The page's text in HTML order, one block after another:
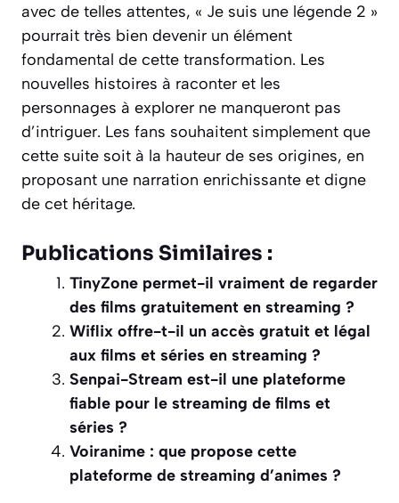
avec de telles attentes, « Je suis une légende 2 »
pourrait très bien devenir un élément
fondamental de cette transformation. Les
nouvelles histoires à raconter et les
personnages à explorer ne manqueront pas
d’intriguer. Les fans souhaitent simplement que
cette suite soit à la hauteur de ses origines, en
proposant une narration enrichissante et digne
de cet héritage.
Publications Similaires :
TinyZone permet-il vraiment de regarder
des films gratuitement en streaming ?
Wiflix offre-t-il un accès gratuit et légal
aux films et séries en streaming ?
Senpai-Stream est-il une plateforme
fiable pour le streaming de films et
séries ?
Voiranime : que propose cette
plateforme de streaming d’animes ?